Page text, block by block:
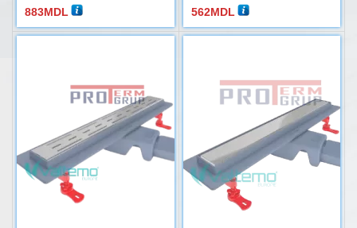
883MDL 562MDL